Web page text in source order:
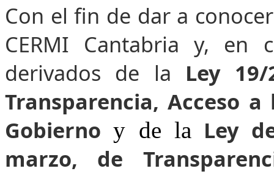
Con el fin de dar a
CERMI Cantabria y, en
derivados de la Ley
Transparencia, Acceso
Gobiernoy de laLey
marzo, de